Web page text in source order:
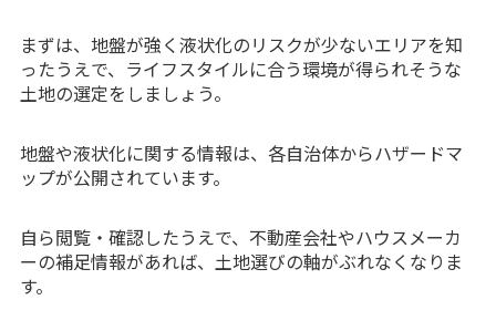
まずは、地盤が強く液状化のリスクが少ないエリアを知
ったうえで、ライフスタイルに合う環境が得られそうな
土地の選定をしましょう。
地盤や液状化に関する情報は、各自治体からハザードマ
ップが公開されています。
自ら閲覧・確認したうえで、不動産会社やハウスメーカ
ーの補足情報があれば、土地選びの軸がぶれなくなりま
す。